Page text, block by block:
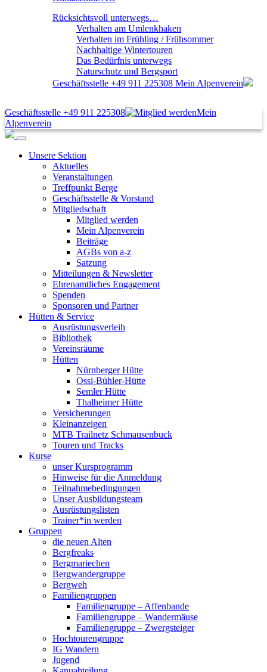
Rücksichtsvoll unterwegs…
Verhalten am Umlenkhaken
Verhalten im Frühling / Frühsommer
Nachhaltige Wintertouren
Das Bedürfnis unterwegs
Naturschutz und Bergsport
Geschäftsstelle +49 911 225308 Mein Alpenverein
Geschäftsstelle +49 911 225308
Mein
Alpenverein
Unsere Sektion
Aktuelles
Veranstaltungen
Treffpunkt Berge
Geschäftsstelle & Vorstand
Mitgliedschaft
Mitglied werden
Mein Alpenverein
Beiträge
AGBs von a-z
Satzung
Mitteilungen & Newsletter
Ehrenamtliches Engagement
Spenden
Sponsoren und Partner
Hütten & Service
Ausrüstungsverleih
Bibliothek
Vereinsräume
Hütten
Nürnberger Hütte
Ossi-Bühler-Hütte
Semler Hütte
Thalheimer Hütte
Versicherungen
Kleinanzeigen
MTB Trailnetz Schmausenbuck
Touren und Tracks
Kurse
unser Kursprogramm
Hinweise für die Anmeldung
Teilnahmebedingungen
Unser Ausbildungsteam
Ausrüstungslisten
Trainer*in werden
Gruppen
die neuen Alten
Bergfreaks
Bergmariechen
Bergwandergruppe
Bergweh
Familiengruppen
Familiengruppe – Affenbande
Familiengruppe – Wandermäuse
Familiengruppe – Zwergsteiger
Hochtourengruppe
IG Wandern
Jugend